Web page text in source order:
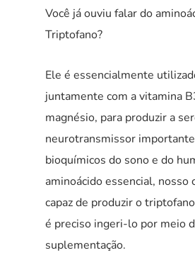
Você já ouviu falar do
Triptofano?
Ele é essencialmente
juntamente com a vitamina
magnésio, para produzir a
neurotransmissor
bioquímicos do sono e do
aminoácido essencial, nosso
capaz de produzir o
é preciso ingeri-lo por meio
suplementação.